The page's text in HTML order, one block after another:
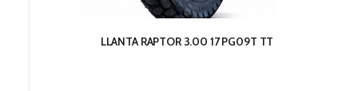
LLANTA RAPTOR 3.00 17 PG09T TT